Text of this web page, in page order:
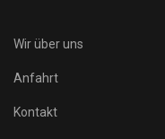
Wir über uns
Anfahrt
Kontakt